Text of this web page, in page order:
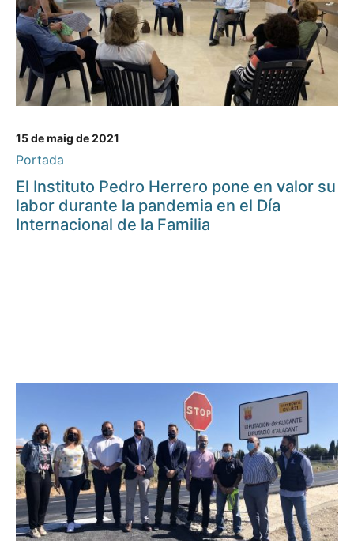
15 de maig de 2021
Portada
El Instituto Pedro Herrero pone en valor su
labor durante la pandemia en el Día
Internacional de la Familia